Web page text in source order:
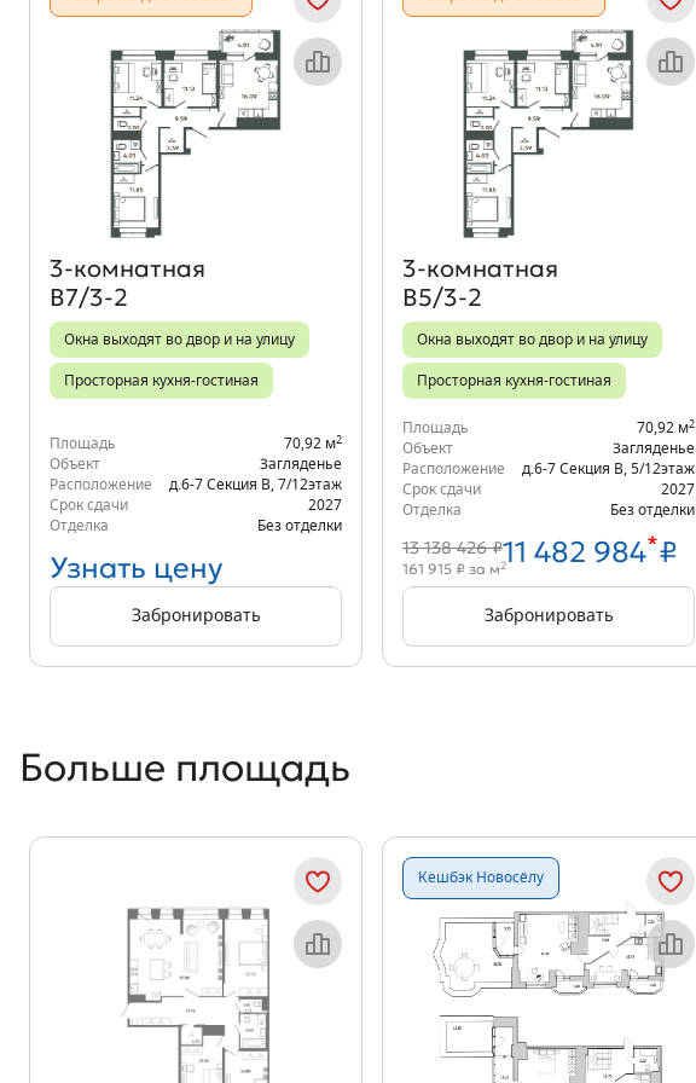
Объект месяца
3‑комнатная
В7/3-2
Окна выходят во двор и на улицу
Просторная кухня-гостиная
Площадь 70,92 м2
Объект
Загляденье
Расположение
д.6-7 Секция В 7/12этаж
Срок сдачи
2027
Отделка
Без отделки
Узнать цену
Забронировать
Объект месяца
3‑комнатная
В5/3-2
Окна выходят во двор и на улицу
Просторная кухня-гостиная
Площадь 70,92 м2
Объект
Загляденье
Расположение
д.6-7 Секция В 5/12этаж
Срок сдачи
2027
Отделка
Без отделки
13 138 426 ₽11 482 984*₽
161 915 ₽ за м2
Забронировать
Больше площадь
Объект месяца
Кешбэк Новосёлу